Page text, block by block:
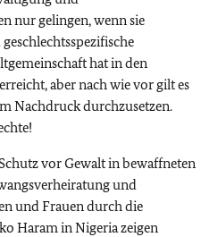
nur gelingen, wenn sie
hat in den
aber nach wie vor gilt es
Nachdruck durchzusetzen.
vor Gewalt in bewaffneten
und
und Frauen durch die
Haram in Nigeria zeigen